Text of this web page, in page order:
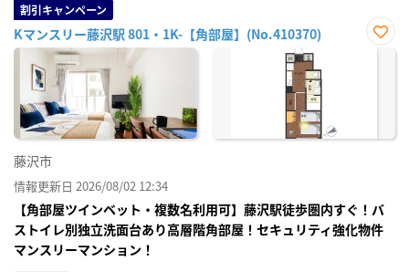
割引キャンペーン
Kマンスリー藤沢駅 801・1K-【角部屋】(No.410370)
お気
藤沢市
情報更新日 2026/08/02 12:34
【角部屋ツインベット・複数名利用可】藤沢駅徒歩圏内すぐ！バ
ストイレ別独立洗面台あり高層階角部屋！セキュリティ強化物件
マンスリーマンション！